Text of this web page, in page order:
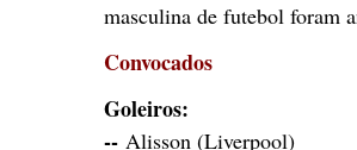
masculina de futebol foram
Convocados
Goleiros:
-- Alisson (Liverpool)